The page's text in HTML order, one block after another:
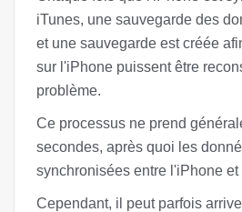
iTunes, une sauvegarde des
et une sauvegarde est créée
sur l'iPhone puissent être
problème.
Ce processus ne prend
secondes, après quoi les
synchronisées entre l'iPhone et
Cependant, il peut parfois